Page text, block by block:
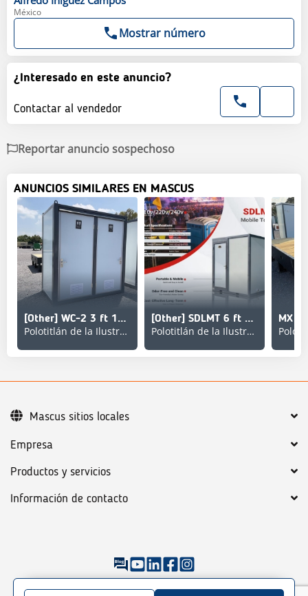
México
Mostrar número
¿Interesado en este anuncio?
Contactar al vendedor
Reportar anuncio sospechoso
ANUNCIOS SIMILARES EN MASCUS
[Other] WC-2 3 ft 10 in x 7 ft 2 in 2 Person Baño Portatil
Polotitlán de la Ilustración
[Other] SDLMT 6 ft 11 in x 6 ft 3 in 1 Person Skid-Mounted
Polotitlán de la Ilustración
Empresa
Productos y servicios
Información de contacto
©2026 Mascus Condiciones generales
Mascus sitios locales